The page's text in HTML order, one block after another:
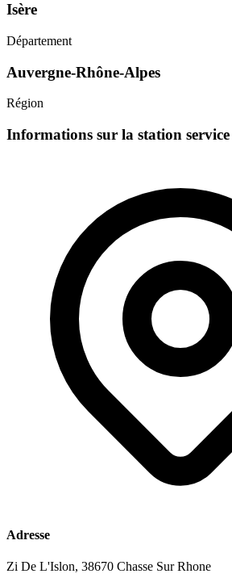
Isère
Département
Auvergne-Rhône-Alpes
Région
Informations sur la station service
Adresse
Zi De L'Islon, 38670 Chasse Sur Rhone